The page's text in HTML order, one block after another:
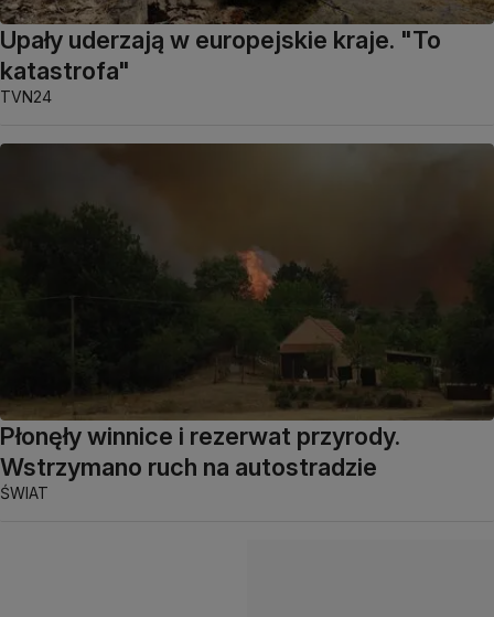
Upały uderzają w europejskie kraje. "To
katastrofa"
TVN24
Płonęły winnice i rezerwat przyrody.
Wstrzymano ruch na autostradzie
ŚWIAT